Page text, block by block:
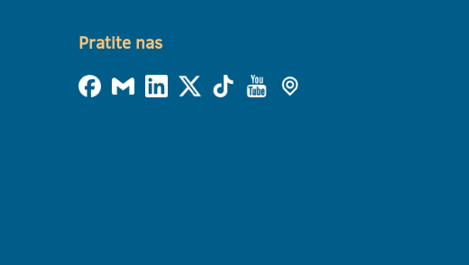
Pratite nas